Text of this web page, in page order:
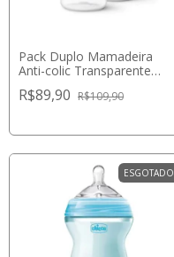
Pack Duplo Mamadeira
Anti-colic Transparente
Avent
R$89,90 R$109,90
ESGOTADO